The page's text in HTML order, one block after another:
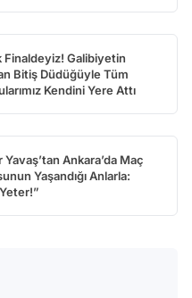
Finaldeyiz! Galibiyetin
Bitiş Düdüğüyle Tüm
Kendini Yere Attı
Yavaş’tan Ankara’da Maç
Yaşandığı Anlarla: